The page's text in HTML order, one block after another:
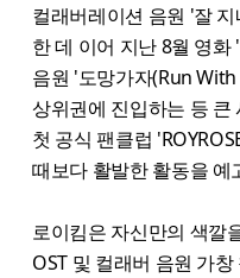
컬래버레이션 음원 '잘
한 데 이어 지난 8월 영
음원 '도망가자(Run
상위권에 진입하는 등 큰
첫 공식 팬클럽
때보다 활발한 활동을 예
로이킴은 자신만의 색깔
OST 및 컬래버 음원 가